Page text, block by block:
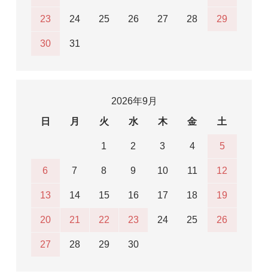
23 24 25 26 27 28 29
30 31
2026年9月
日
月 火 水 木 金 土
1 2 3 4 5
6 7 8 9 10 11 12
13 14 15 16 17 18 19
20 21 22 23 24 25 26
27 28 29 30